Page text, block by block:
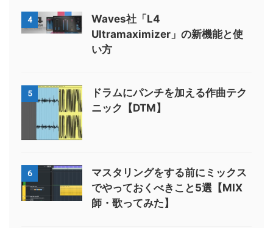
4
Waves社「L4
Ultramaximizer」の新機能と使
い方
5
ドラムにパンチを加える作曲テク
ニック【DTM】
6
マスタリングをする前にミックス
でやっておくべきこと5選【MIX
師・歌ってみた】